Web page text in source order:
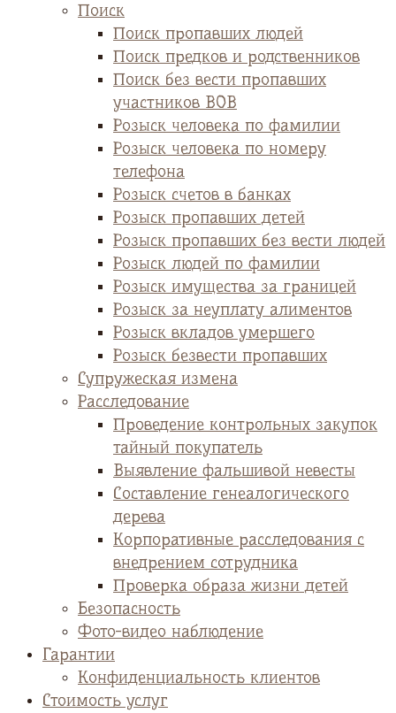
Поиск
Поиск пропавших людей
Поиск предков и родственников
Поиск без вести пропавших
участников ВОВ
Розыск человека по фамилии
Розыск человека по номеру
телефона
Розыск счетов в банках
Розыск пропавших детей
Розыск пропавших без вести людей
Розыск людей по фамилии
Розыск имущества за границей
Розыск за неуплату алиментов
Розыск вкладов умершего
Розыск безвести пропавших
Супружеская измена
Расследование
Проведение контрольных закупок
тайный покупатель
Выявление фальшивой невесты
Cоставление генеалогического
дерева
Корпоративные расследования с
внедрением сотрудника
Проверка образа жизни детей
Безопасность
Фото-видео наблюдение
Гарантии
Конфиденциальность клиентов
Стоимость услуг